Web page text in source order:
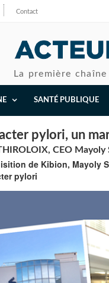
Contact
La première
SANTÉ PUBLIQUE
pylori, un
CEO Mayoly
de Kibion, Mayoly
pylori